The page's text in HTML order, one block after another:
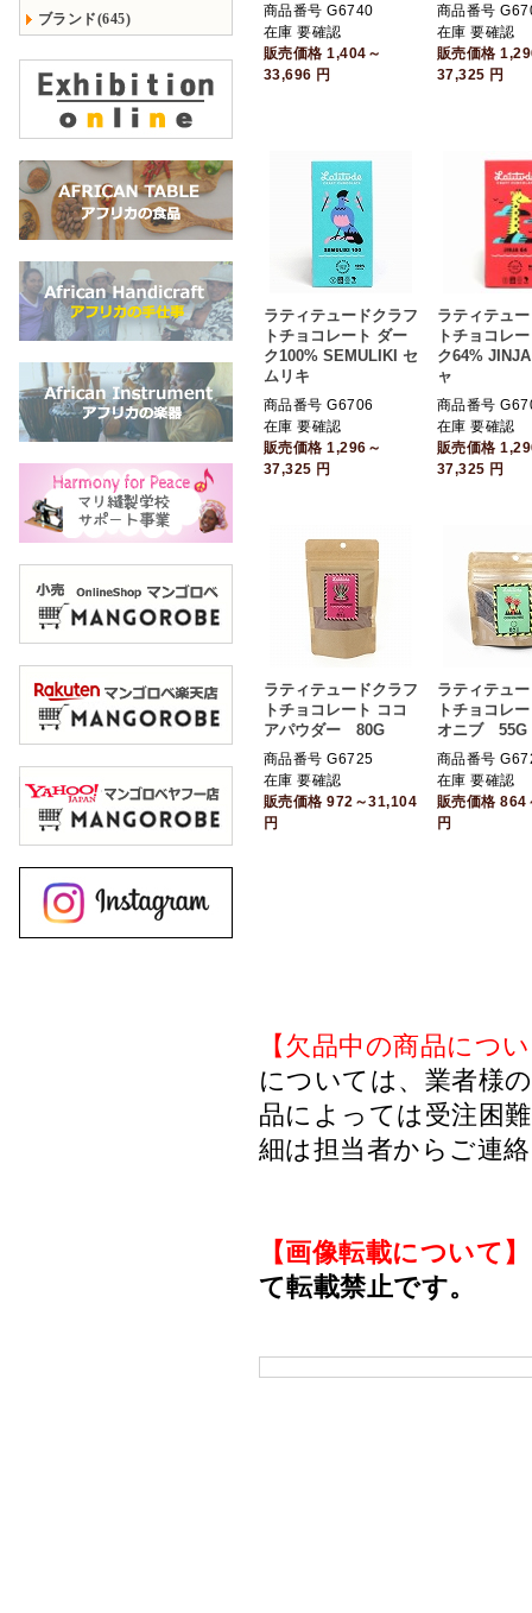
ブランド(645)
商品番号 G6740
在庫 要確認
販売価格1,404～
33,696 円
商品番号
在庫 要確認
販売価格
37,325 円
ラティテュードクラフ
トチョコレート ダー
ク100% SEMULIKI セ
ムリキ
商品番号 G6706
在庫 要確認
販売価格1,296～
37,325 円
ラティテュ
トチョコレ
ク64%
ャ
商品番号
在庫 要確認
販売価格
37,325 円
ラティテュードクラフ
トチョコレート ココ
アパウダー 80G
商品番号 G6725
在庫 要確認
販売価格972～31,104
円
ラティテュ
トチョコレ
オニブ 55G
商品番号
在庫 要確認
販売価格864
円
【欠品中の商品につ
については、業者様
品によっては受注困
細は担当者からご連
【画像転載について】
て転載禁止です。